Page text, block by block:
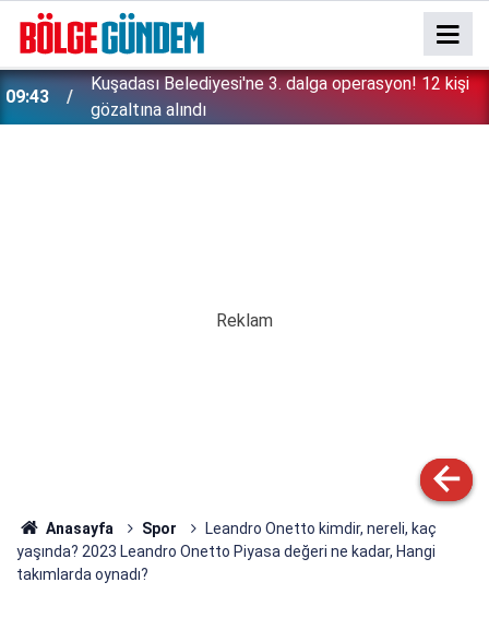
09:43
Kuşadası Belediyesi'ne 3. dalga operasyon! 12 kişi
gözaltına alındı
Anasayfa Spor
Leandro Onetto kimdir, nereli, kaç
yaşında? 2023 Leandro Onetto Piyasa değeri ne kadar, Hangi
takımlarda oynadı?